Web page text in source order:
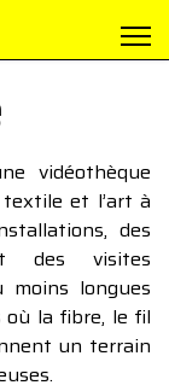
vidéothèque
et l’art à
des
des visites
moins longues
où la fibre, le fil
un terrain